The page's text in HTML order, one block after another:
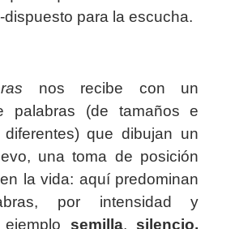
dispuesto para la escucha.
nos recibe con un
palabras (de tamaños e
diferentes) que dibujan un
una toma de posición
la vida: aquí predominan
por intensidad y
semilla,silencio,